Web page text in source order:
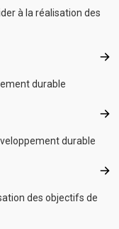
à la réalisation des
durable
Agir
durable
des objectifs de